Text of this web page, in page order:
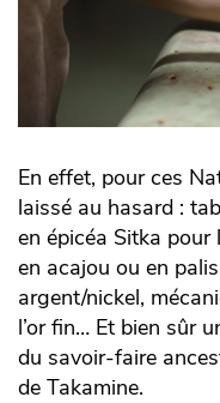
En effet, pour ces
laissé au hasard :
en épicéa Sitka
en acajou ou en
argent/nickel,
l’or fin… Et bien sûr
du savoir-faire
de Takamine.